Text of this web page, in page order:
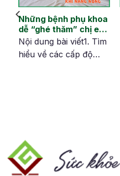
Những bệnh phụ khoa
dễ “ghé thăm” chị em
vào mùa hè
Nội dung bài viết1. Tìm
hiểu về các cấp độ
trị viêm lộ tuyến Mùa
hè với thời tiết nắng
nóng, oi bức không